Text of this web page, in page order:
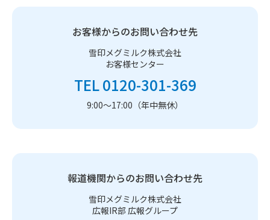
お客様からのお問い合わせ先
雪印メグミルク株式会社
お客様センター
TEL 0120-301-369
9:00～17:00（年中無休）
報道機関からのお問い合わせ先
雪印メグミルク株式会社
広報IR部 広報グループ